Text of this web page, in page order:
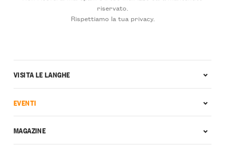
riservato.
Rispettiamo la tua privacy.
VISITA LE LANGHE
EVENTI
MAGAZINE